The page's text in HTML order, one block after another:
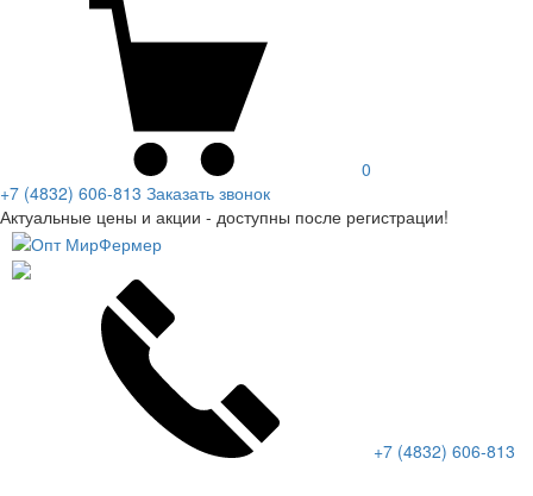
0
+7 (4832) 606-813 Заказать звонок
Актуальные цены и акции - доступны после регистрации!
+7 (4832) 606-813